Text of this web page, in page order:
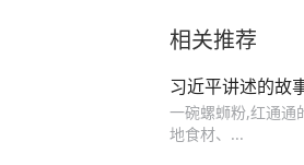
相关推荐
习近平讲述的故
一碗螺蛳粉,红通通
地食材、...